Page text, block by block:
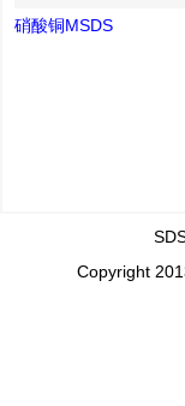
硝酸铜MSDS
Copyright